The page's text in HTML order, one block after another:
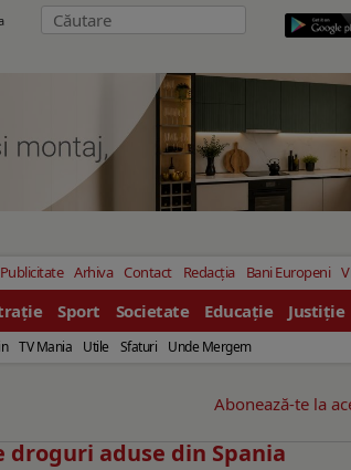
Publicitate Arhiva Contact Redacția Bani Europeni
Sport Societate Educație Justiție
TV Mania Utile Sfaturi Unde Mergem
Abonează-te la
droguri aduse din Spania